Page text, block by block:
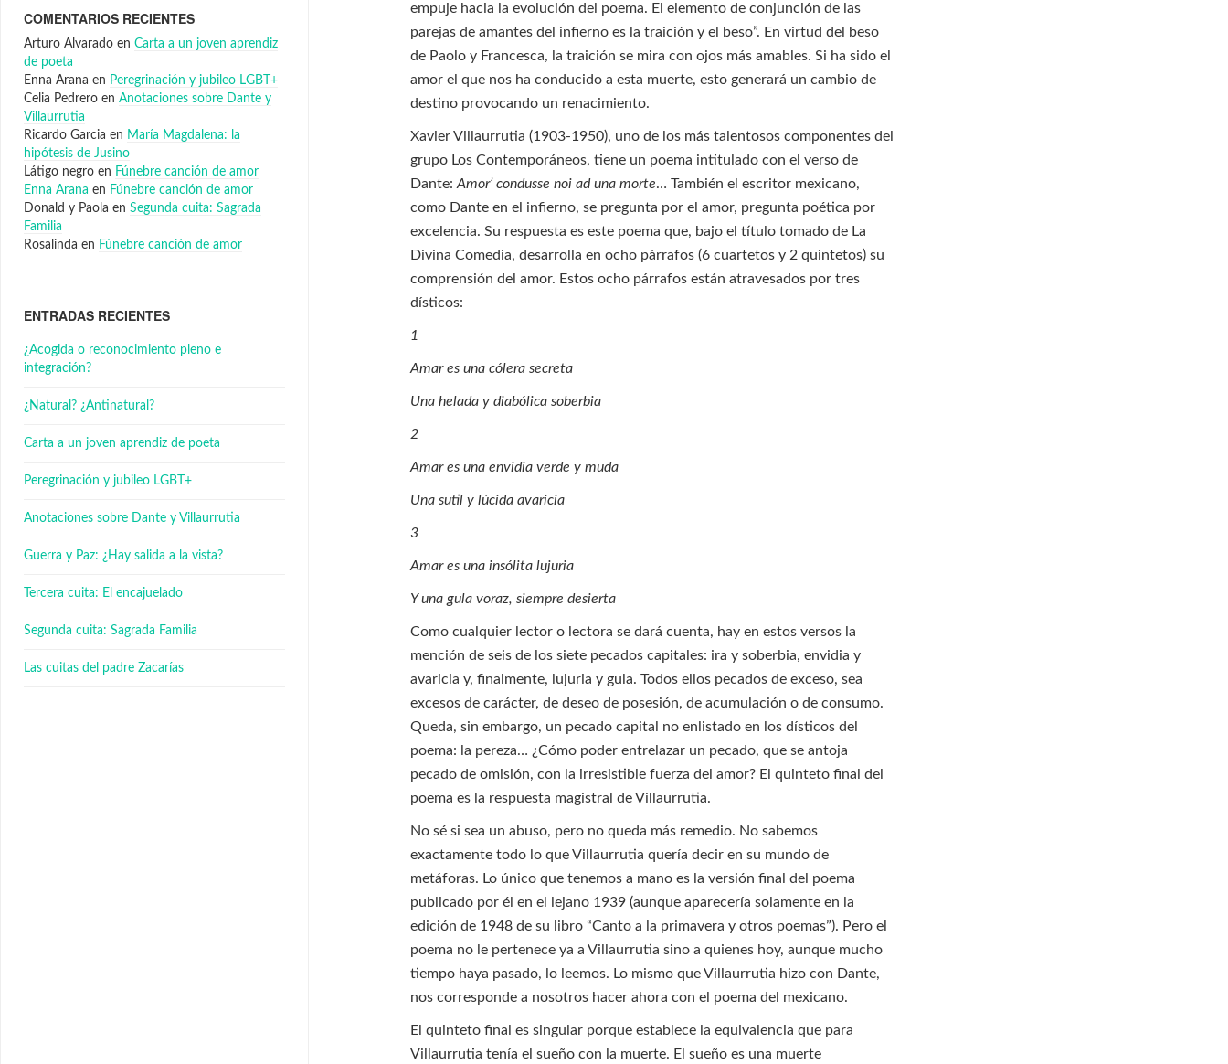
empuje hacia la evolución del poema. El elemento de conjunción de las
parejas de amantes del infierno es la traición y el beso”. En virtud del beso
de Paolo y Francesca, la traición se mira con ojos más amables. Si ha sido el
amor el que nos ha conducido a esta muerte, esto generará un cambio de
destino provocando un renacimiento.
Xavier Villaurrutia (1903-1950), uno de los más talentosos componentes del
grupo Los Contemporáneos, tiene un poema intitulado con el verso de
Dante:Amor’ condusse noi ad una morte… También el escritor mexicano,
como Dante en el infierno, se pregunta por el amor, pregunta poética por
excelencia. Su respuesta es este poema que, bajo el título tomado de La
Divina Comedia, desarrolla en ocho párrafos (6 cuartetos y 2 quintetos) su
comprensión del amor. Estos ocho párrafos están atravesados por tres
dísticos:
1
Amar es una cólera secreta
Una helada y diabólica soberbia
2
Amar es una envidia verde y muda
Una sutil y lúcida avaricia
3
Amar es una insólita lujuria
Y una gula voraz, siempre desierta
Como cualquier lector o lectora se dará cuenta, hay en estos versos la
mención de seis de los siete pecados capitales: ira y soberbia, envidia y
avaricia y, finalmente, lujuria y gula. Todos ellos pecados de exceso, sea
excesos de carácter, de deseo de posesión, de acumulación o de consumo.
Queda, sin embargo, un pecado capital no enlistado en los dísticos del
poema: la pereza… ¿Cómo poder entrelazar un pecado, que se antoja
pecado de omisión, con la irresistible fuerza del amor? El quinteto final del
poema es la respuesta magistral de Villaurrutia.
No sé si sea un abuso, pero no queda más remedio. No sabemos
exactamente todo lo que Villaurrutia quería decir en su mundo de
metáforas. Lo único que tenemos a mano es la versión final del poema
publicado por él en el lejano 1939 (aunque aparecería solamente en la
edición de 1948 de su libro “Canto a la primavera y otros poemas”). Pero el
poema no le pertenece ya a Villaurrutia sino a quienes hoy, aunque mucho
tiempo haya pasado, lo leemos. Lo mismo que Villaurrutia hizo con Dante,
nos corresponde a nosotros hacer ahora con el poema del mexicano.
El quinteto final es singular porque establece la equivalencia que para
Villaurrutia tenía el sueño con la muerte. El sueño es una muerte
COMENTARIOS RECIENTES
Arturo Alvarado en Carta a un joven aprendiz
de poeta
Enna Arana en Peregrinación y jubileo LGBT+
Celia Pedrero en Anotaciones sobre Dante y
Villaurrutia
Ricardo Garcia en María Magdalena: la
hipótesis de Jusino
Látigo negro en Fúnebre canción de amor
Enna Arana en Fúnebre canción de amor
Donald y Paola en Segunda cuita: Sagrada
Familia
Rosalinda en Fúnebre canción de amor
ENTRADAS RECIENTES
¿Acogida o reconocimiento pleno e
integración?
¿Natural? ¿Antinatural?
Carta a un joven aprendiz de poeta
Peregrinación y jubileo LGBT+
Anotaciones sobre Dante y Villaurrutia
Guerra y Paz: ¿Hay salida a la vista?
Tercera cuita: El encajuelado
Segunda cuita: Sagrada Familia
Las cuitas del padre Zacarías